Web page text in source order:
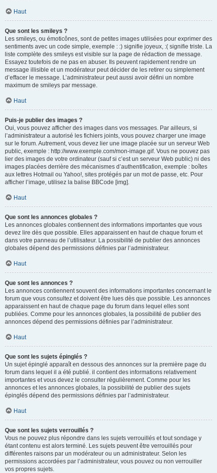
Haut
Que sont les smileys ?
Les smileys, ou émoticônes, sont de petites images utilisées pour exprimer des
sentiments avec un code simple, exemple : :) signifie joyeux, :( signifie triste. La
liste complète des smileys est visible sur la page de rédaction de message.
Essayez toutefois de ne pas en abuser. Ils peuvent rapidement rendre un
message illisible et un modérateur peut décider de les retirer ou simplement
d’effacer le message. L’administrateur peut aussi avoir défini un nombre
maximum de smileys par message.
Haut
Puis-je publier des images ?
Oui, vous pouvez afficher des images dans vos messages. Par ailleurs, si
l’administrateur a autorisé les fichiers joints, vous pouvez charger une image
sur le forum. Autrement, vous devez lier une image placée sur un serveur Web
public, exemple : http://www.exemple.com/mon-image.gif. Vous ne pouvez pas
lier des images de votre ordinateur (sauf si c’est un serveur Web public) ni des
images placées derrière des mécanismes d’authentification, exemple : boîtes
aux lettres Hotmail ou Yahoo!, sites protégés par un mot de passe, etc. Pour
afficher l’image, utilisez la balise BBCode [img].
Haut
Que sont les annonces globales ?
Les annonces globales contiennent des informations importantes que vous
devez lire dès que possible. Elles apparaissent en haut de chaque forum et
dans votre panneau de l’utilisateur. La possibilité de publier des annonces
globales dépend des permissions définies par l’administrateur.
Haut
Que sont les annonces ?
Les annonces contiennent souvent des informations importantes concernant le
forum que vous consultez et doivent être lues dès que possible. Les annonces
apparaissent en haut de chaque page du forum dans lequel elles sont
publiées. Comme pour les annonces globales, la possibilité de publier des
annonces dépend des permissions définies par l’administrateur.
Haut
Que sont les sujets épinglés ?
Un sujet épinglé apparaît en dessous des annonces sur la première page du
forum dans lequel il a été publié. il contient des informations relativement
importantes et vous devez le consulter régulièrement. Comme pour les
annonces et les annonces globales, la possibilité de publier des sujets
épinglés dépend des permissions définies par l’administrateur.
Haut
Que sont les sujets verrouillés ?
Vous ne pouvez plus répondre dans les sujets verrouillés et tout sondage y
étant contenu est alors terminé. Les sujets peuvent être verrouillés pour
différentes raisons par un modérateur ou un administrateur. Selon les
permissions accordées par l’administrateur, vous pouvez ou non verrouiller
vos propres sujets.